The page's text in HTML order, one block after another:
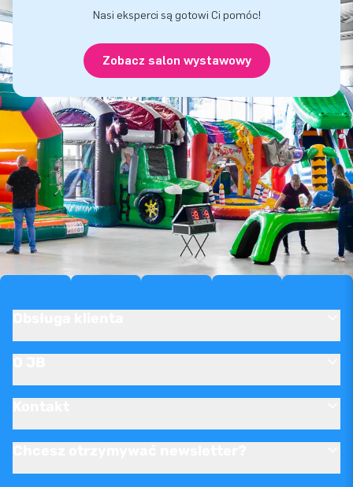
Nasi eksperci są gotowi Ci pomóc!
Zobacz salon wystawowy